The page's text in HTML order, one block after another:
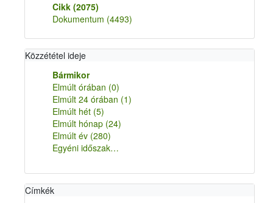
Cikk (2075)
Dokumentum (4493)
Közzététel ideje
Bármikor
Elmúlt órában (0)
Elmúlt 24 órában (1)
Elmúlt hét (5)
Elmúlt hónap (24)
Elmúlt év (280)
Egyéni időszak…
Címkék